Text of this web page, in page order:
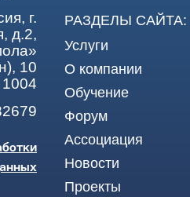
г.
д.2,
10
РАЗДЕЛЫ САЙТА:
Услуги
О компании
Обучение
Форум
Ассоциация
Новости
Проекты